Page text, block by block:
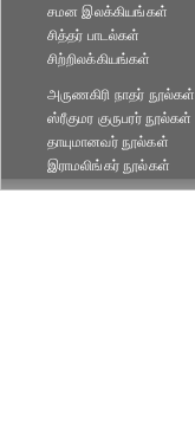
சமன இலக்கியங்கள்
சித்தர் பாடல்கள்
சிற்றிலக்கியங்கள்
அருணகிரி நாதர் நூல்கள்
ஸ்ரீகுமர குருபரர் நூல்கள்
தாயுமானவர் நூல்கள்
இராமலிங்கர் நூல்கள்